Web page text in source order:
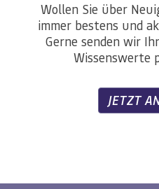
Wollen Sie über
immer bestens und
Gerne senden wir
Wissenswerte
JETZT